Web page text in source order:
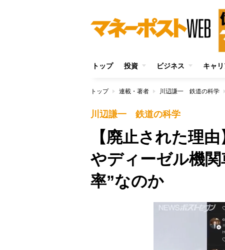
トップ 投資 ビジネス キャ
トップ 連載・著者 川辺謙一 鉄道の科学
川辺謙一 鉄道の科学
【廃止された理
やディーゼル機
率”なのか